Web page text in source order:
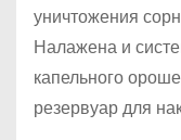
уничтожения
Налажена и
капельного
резервуар для